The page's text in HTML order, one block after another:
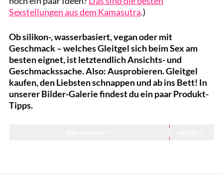
Sexstellungen aus dem Kamasutra.)
Ob silikon-, wasserbasiert, vegan oder mit
Geschmack – welches Gleitgel sich beim Sex am
besten eignet, ist letztendlich Ansichts- und
Geschmackssache. Also: Ausprobieren. Gleitgel
kaufen, den Liebsten schnappen und ab ins Bett! In
unserer Bilder-Galerie findest du ein paar Produkt-
Tipps.